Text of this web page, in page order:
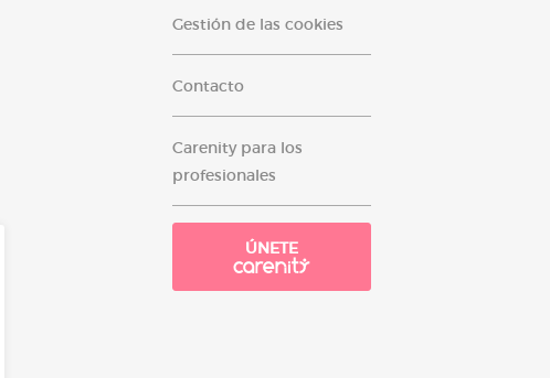
Gestión de las cookies
Contacto
Carenity para los
profesionales
ÚNETE